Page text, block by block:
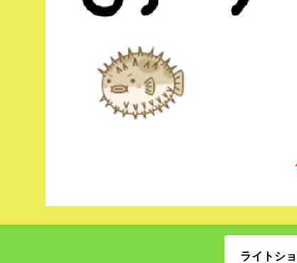
ライトシ